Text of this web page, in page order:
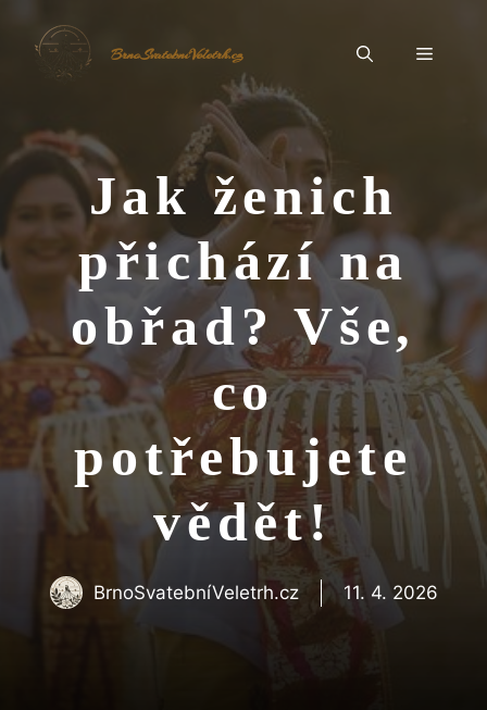
BrnoSvatebníVeletrh.cz Menu
Jak ženich
přichází na
obřad? Vše,
co
potřebujete
vědět!
BrnoSvatebníVeletrh.cz 11. 4. 2026